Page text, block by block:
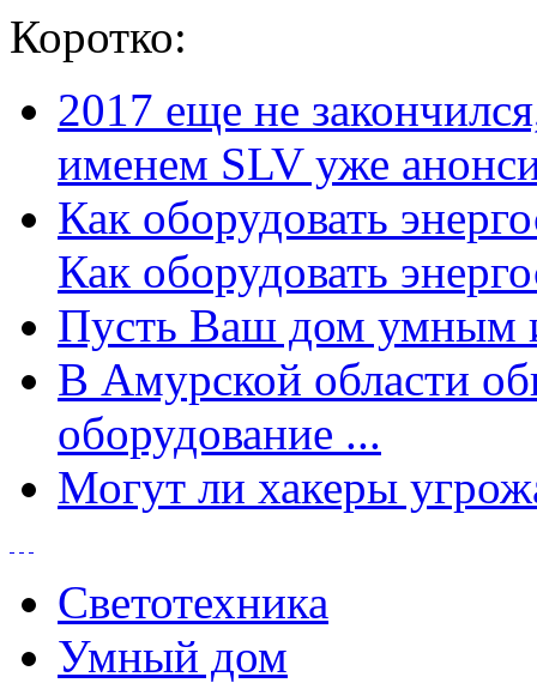
Коротко:
2017 еще не
именем SLV уже
Как оборудовать
Как оборудовать
Пусть Ваш дом умным
В Амурской области
оборудование ...
Могут ли хакеры
Светотехника
Умный дом